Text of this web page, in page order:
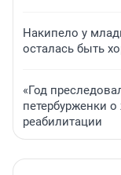
Накипело у
осталась быть
«Год
петербурженки
реабилитации